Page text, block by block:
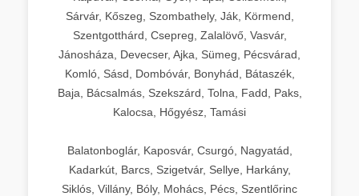
Sárvár, Kőszeg, Szombathely, Ják, Körmend,
Szentgotthárd, Csepreg, Zalalövő, Vasvár,
Jánosháza, Devecser, Ajka, Sümeg, Pécsvárad,
Komló, Sásd, Dombóvár, Bonyhád, Bátaszék,
Baja, Bácsalmás, Szekszárd, Tolna, Fadd, Paks,
Kalocsa, Hőgyész, Tamási
Balatonboglár, Kaposvár, Csurgó, Nagyatád,
Kadarkút, Barcs, Szigetvár, Sellye, Harkány,
Siklós, Villány, Bóly, Mohács, Pécs, Szentlőrinc